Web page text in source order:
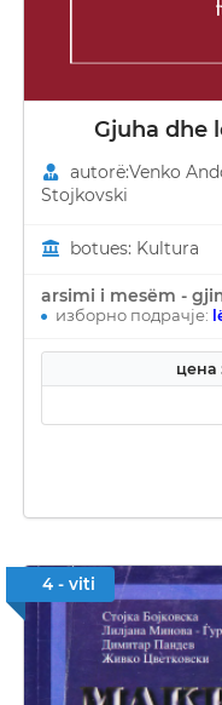
Gjuha dhe
autorë:Venko
Stojkovski
botues: Kultura
arsimi i mesëm -
изборно подрачје:
цена
4 - viti